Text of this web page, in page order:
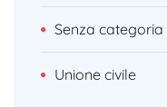
Senza categoria
Unione civile